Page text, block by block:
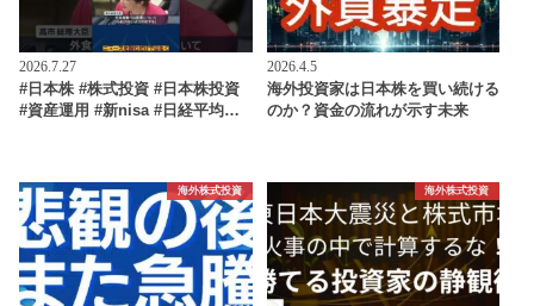
2026.7.27
#日本株 #株式投資 #日本株投資
#資産運用 #新nisa #日経平均…
2026.4.5
海外投資家は日本株を買い続ける
のか？資金の流れが示す未来
海外株式投資 海外株式投資